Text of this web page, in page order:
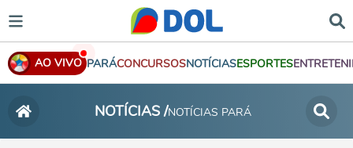
AO VIVO PARÁCONCURSOSNOTÍCIASESPORTES
NOTÍCIAS /NOTÍCIAS PARÁ